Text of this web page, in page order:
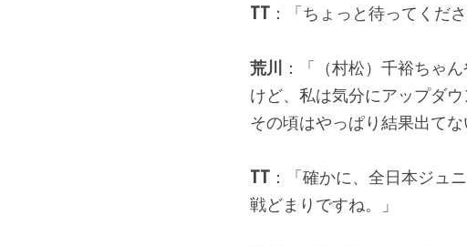
TT ：「ちょっと待ってくだ
荒川 ：「（村松）千裕ちゃ
けど、私は気分にアップダ
その頃はやっぱり結果出てな
TT ：「確かに、全日本ジュ
戦どまりですね。」